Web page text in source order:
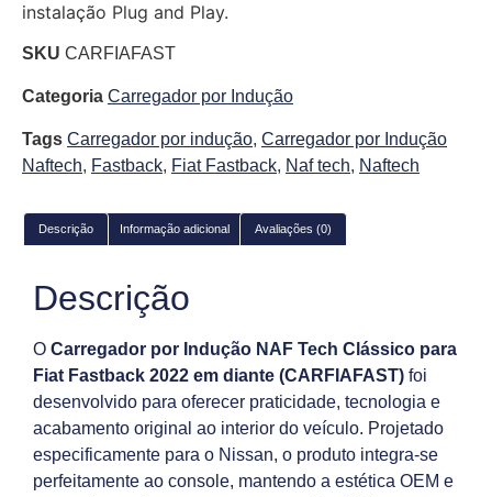
instalação Plug and Play.
SKU CARFIAFAST
Categoria Carregador por Indução
Tags Carregador por indução, Carregador por Indução
Naftech, Fastback, Fiat Fastback, Naf tech, Naftech
Descrição Informação adicional Avaliações (0)
Descrição
O Carregador por Indução NAF Tech Clássico para
Fiat Fastback 2022 em diante (CARFIAFAST) foi
desenvolvido para oferecer praticidade, tecnologia e
acabamento original ao interior do veículo. Projetado
especificamente para o Nissan, o produto integra-se
perfeitamente ao console, mantendo a estética OEM e